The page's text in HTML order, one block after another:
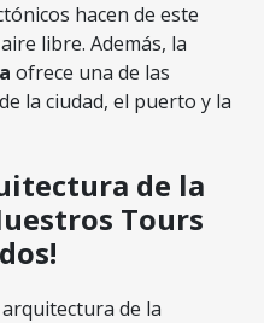
hacen de este
libre. Además, la
ofrece una de las
la ciudad, el puerto y la
Tours
de la